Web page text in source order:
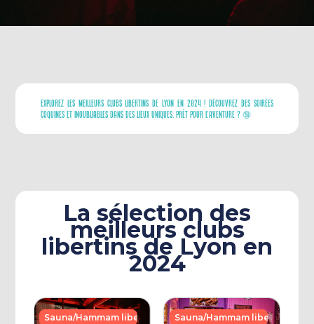
Explorez Les Meilleurs Clubs Libertins De Lyon En 2024 ! Découvrez Des Soirées
Coquines Et Inoubliables Dans Des Lieux Uniques. Prêt Pour L'aventure ? 🔞
La sélection des
meilleurs clubs
libertins de Lyon en
2024
Sauna/Hammam libertins Sauna/Hammam libertins